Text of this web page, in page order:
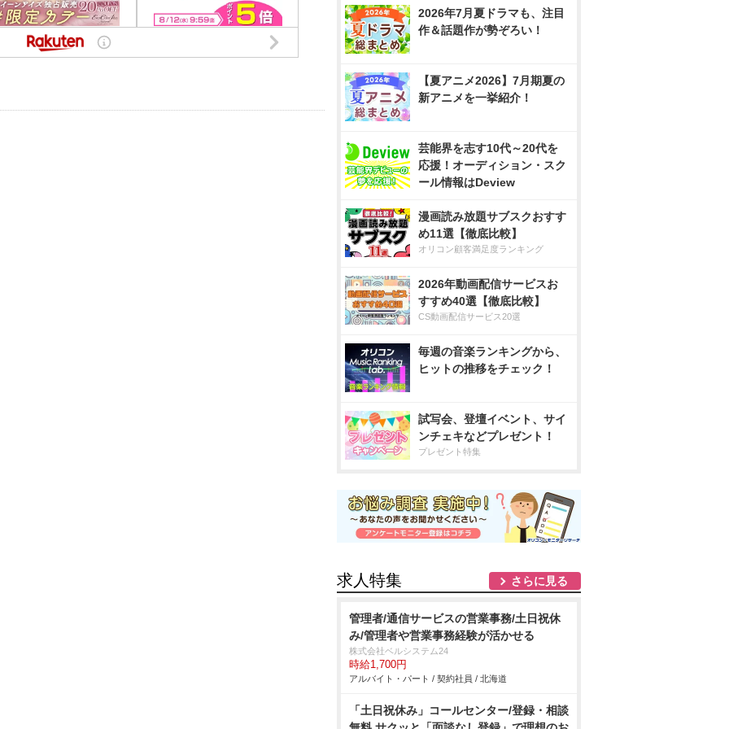
2026年7月夏ドラマも、注目
作＆話題作が勢ぞろい！
【夏アニメ2026】7月期夏の
新アニメを一挙紹介！
芸能界を志す10代～20代を
応援！オーディション・スク
ール情報はDeview
漫画読み放題サブスクおすす
め11選【徹底比較】
オリコン顧客満足度ランキング
2026年動画配信サービスお
すすめ40選【徹底比較】
CS動画配信サービス20選
毎週の音楽ランキングから、
ヒットの推移をチェック！
試写会、登壇イベント、サイ
ンチェキなどプレゼント！
プレゼント特集
求人特集 さらに見る
管理者/通信サービスの営業事務/土日祝休
み/管理者や営業事務経験が活かせる
株式会社ベルシステム24
時給1,700円
アルバイト・パート / 契約社員 / 北海道
「土日祝休み」コールセンター/登録・相談